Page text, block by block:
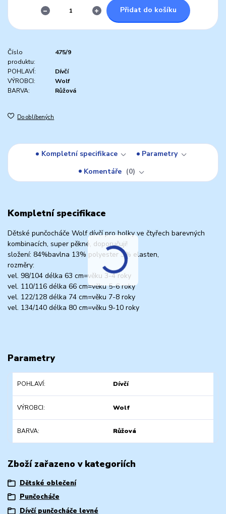
Přidat do košíku
Číslo
produktu:
475/9
POHLAVÍ:
Dívčí
VÝROBCI:
Wolf
BARVA:
Růžová
Do oblíbených
Kompletní specifikace
Parametry
Komentáře
0
Kompletní specifikace
Dětské punčocháče Wolf dívčí pro holky ve čtyřech barevných
kombinacích, super pěkné, doporučuji!
složení: 84%bavlna 13% polyester 3% elasten,
rozměry:
vel. 98/104 délka 63 cm=věku 3-4 roky
vel. 110/116 délka 66 cm=věku 5-6 roky
vel. 122/128 délka 74 cm=věku 7-8 roky
vel. 134/140 délka 80 cm=věku 9-10 roky
Parametry
POHLAVÍ Dívčí
VÝROBCI Wolf
BARVA Růžová
Zboží zařazeno v kategoriích
Dětské oblečení
Punčocháče
Dívčí punčocháče levné